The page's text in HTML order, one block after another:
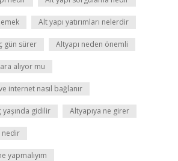
Alt yapı yatırımları nelerdir
gün sürer Altyapı neden önemli
alıyor mu
internet nasıl bağlanır
yaşında gidilir Altyapıya ne girer
nedir
yapmalıyım